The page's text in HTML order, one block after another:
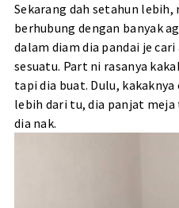
Sekarang dah setahun
berhubung dengan banyak
dalam diam dia pandai je
sesuatu. Part ni rasanya
tapi dia buat. Dulu,
lebih dari tu, dia panjat
dia nak.